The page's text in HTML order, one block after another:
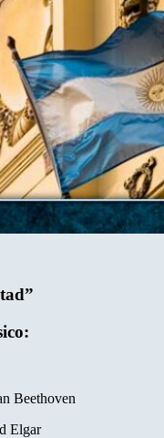
Beethoven
Elgar